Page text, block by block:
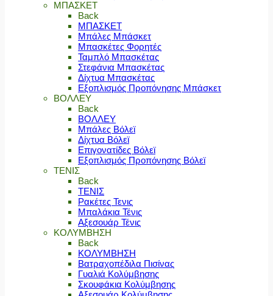
ΜΠΑΣΚΕΤ
Back
ΜΠΑΣΚΕΤ
Μπάλες Μπάσκετ
Μπασκέτες Φορητές
Ταμπλό Μπασκέτας
Στεφάνια Μπασκέτας
Δίχτυα Μπασκέτας
Εξοπλισμός Προπόνησης Μπάσκετ
ΒΟΛΛΕΥ
Back
ΒΟΛΛΕΥ
Μπάλες Βόλεϊ
Δίχτυα Βόλεϊ
Επιγονατίδες Βόλεϊ
Εξοπλισμός Προπόνησης Βόλεϊ
ΤΕΝΙΣ
Back
ΤΕΝΙΣ
Ρακέτες Τενις
Μπαλάκια Τένις
Αξεσουάρ Τένις
ΚΟΛΥΜΒΗΣΗ
Back
ΚΟΛΥΜΒΗΣΗ
Βατραχοπέδιλα Πισίνας
Γυαλιά Κολύμβησης
Σκουφάκια Κολύμβησης